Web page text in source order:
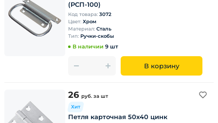
(РСП-100)
Код товара: 3072
Цвет: Хром
Материал: Сталь
Тип: Ручки-скобы
В наличии 9 шт
В корзину
26 руб. за шт
Хит
Петля карточная 50х40 цинк